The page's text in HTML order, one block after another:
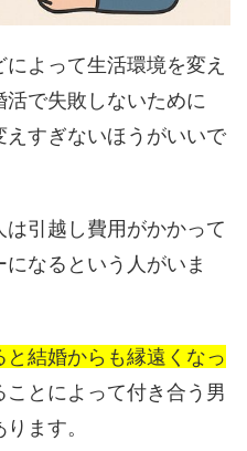
よって生活環境を変え
で失敗しないために
すぎないほうがいいで
引越し費用がかかって
なるという人がいま
結婚からも縁遠くなっ
ことによって付き合う男
ます。